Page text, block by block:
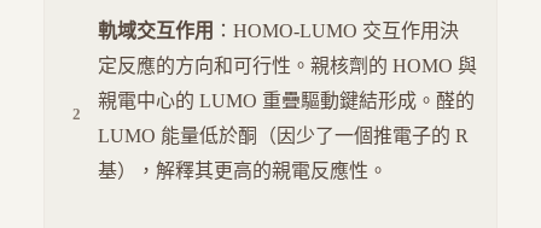
軌域交互作用 ：HOMO-LUMO 交互作用決
定反應的方向和可行性。親核劑的 HOMO 與
親電中心的 LUMO 重疊驅動鍵結形成。醛的
LUMO 能量低於酮（因少了一個推電子的 R
基），解釋其更高的親電反應性。